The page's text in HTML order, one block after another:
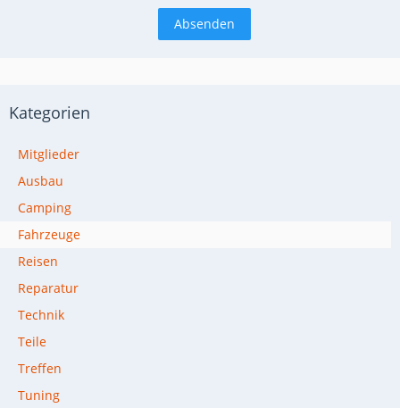
Kategorien
Mitglieder
Ausbau
Camping
Fahrzeuge
Reisen
Reparatur
Technik
Teile
Treffen
Tuning